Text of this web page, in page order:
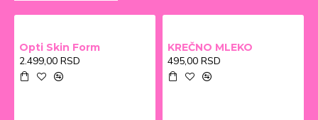
Opti Skin Form
2.499,00 RSD
KREČNO MLEKO
495,00 RSD